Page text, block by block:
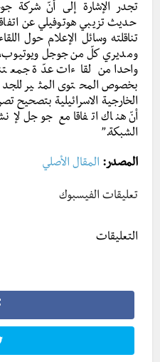
تجدر الإشارة إلى أنّ
حديث تزيبي هوتوفيلي عن
تناقلته وسائل الإعلام حول
ومديري كلّ من جوجل ويوتيوب،
واحدا من لقاءات عدّة
بخصوص المحتوى المثير
الخارجية الاسرائيلية بتصحيح
أنّ هناك اتفاقا مع جوجل
الشبكة.”
المصدر: المقال الأصلي
تعليقات الفيسبوك
التعليقات